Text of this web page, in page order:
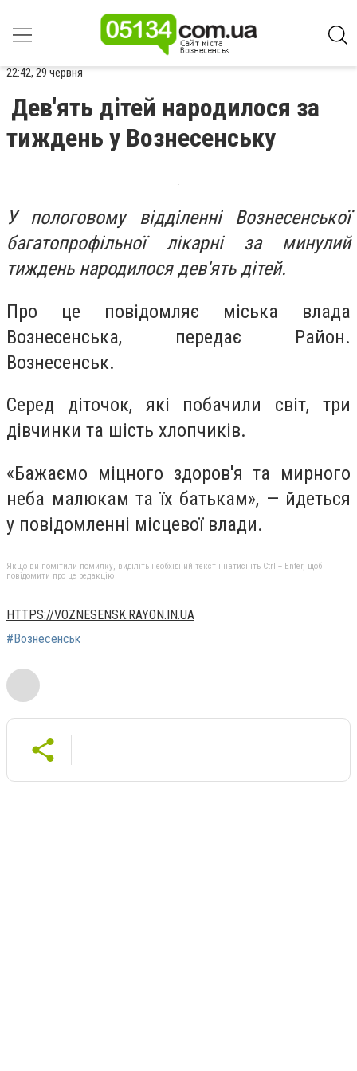
22:42, 29 червня
Дев'ять дітей народилося за
тиждень у Вознесенську
У пологовому відділенні Вознесенської
багатопрофільної лікарні за минулий
тиждень народилося дев'ять дітей.
Про це повідомляє міська влада
Вознесенська, передає Район.
Вознесенськ.
Серед діточок, які побачили світ, три
дівчинки та шість хлопчиків.
«Бажаємо міцного здоров'я та мирного
неба малюкам та їх батькам», — йдеться
у повідомленні місцевої влади.
Якщо ви помітили помилку, виділіть необхідний текст і натисніть Ctrl + Enter, щоб
повідомити про це редакцію
HTTPS://VOZNESENSK.RAYON.IN.UA
#Вознесенськ